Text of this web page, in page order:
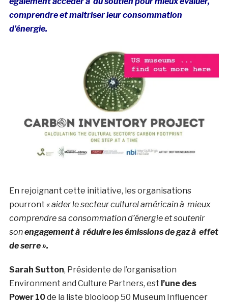
comprendre et maitriser leur consommation
d’énergie.
En rejoignant cette initiative, les organisations
pourront « aider le secteur culturel américain à mieux
comprendre sa consommation d’énergie et soutenir
sonengagement à réduire les émissions de gaz à effet
de serre ».
Sarah Sutton, Présidente de l’organisation
Environment and Culture Partners, est l’une des
Power 10de la liste blooloop 50 Museum Influencer